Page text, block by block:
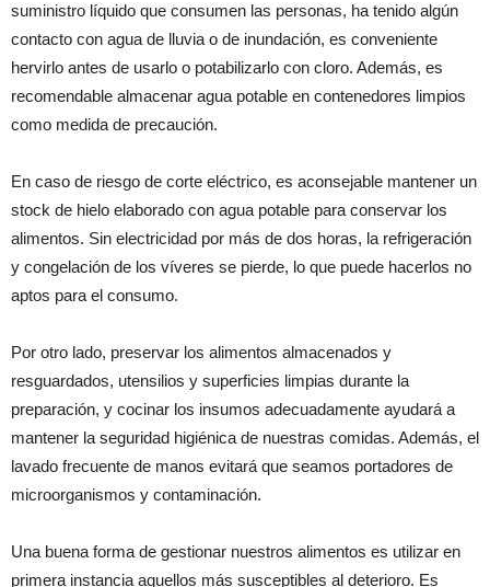
suministro líquido que consumen las personas, ha tenido algún
contacto con agua de lluvia o de inundación, es conveniente
hervirlo antes de usarlo o potabilizarlo con cloro. Además, es
recomendable almacenar agua potable en contenedores limpios
como medida de precaución.
En caso de riesgo de corte eléctrico, es aconsejable mantener un
stock de hielo elaborado con agua potable para conservar los
alimentos. Sin electricidad por más de dos horas, la refrigeración
y congelación de los víveres se pierde, lo que puede hacerlos no
aptos para el consumo.
Por otro lado, preservar los alimentos almacenados y
resguardados, utensilios y superficies limpias durante la
preparación, y cocinar los insumos adecuadamente ayudará a
mantener la seguridad higiénica de nuestras comidas. Además, el
lavado frecuente de manos evitará que seamos portadores de
microorganismos y contaminación.
Una buena forma de gestionar nuestros alimentos es utilizar en
primera instancia aquellos más susceptibles al deterioro. Es